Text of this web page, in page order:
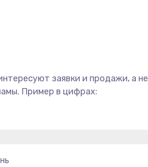
заявки и продажи, а не
Пример в цифрах: